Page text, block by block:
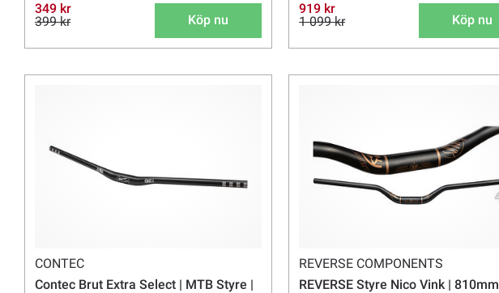
349 kr
399 kr
Köp nu
919 kr
1 099 kr
Köp nu
CONTEC
Contec Brut Extra Select | MTB Styre |
REVERSE COMPONENTS
REVERSE Styre Nico Vink | 810mm